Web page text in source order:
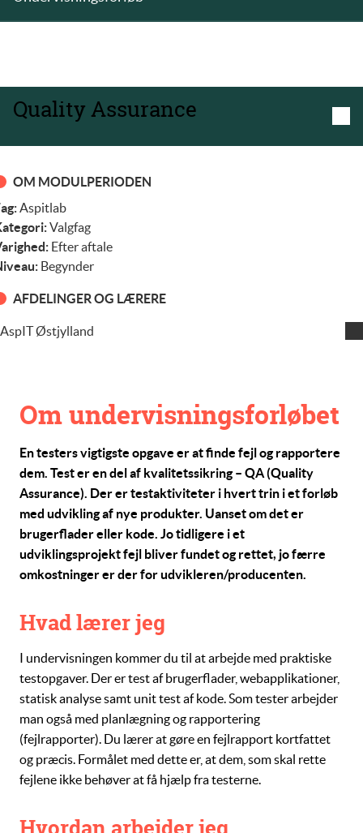
Om undervisningsforløbet
En testers vigtigste opgave er at finde fejl og rapportere
dem. Test er en del af kvalitetssikring – QA (Quality
Assurance). Der er testaktiviteter i hvert trin i et forløb
med udvikling af nye produkter. Uanset om det er
brugerflader eller kode. Jo tidligere i et
udviklingsprojekt fejl bliver fundet og rettet, jo færre
omkostninger er der for udvikleren/producenten.
Hvad lærer jeg
I undervisningen kommer du til at arbejde med praktiske
testopgaver. Der er test af brugerflader, webapplikationer,
statisk analyse samt unit test af kode. Som tester arbejder
man også med planlægning og rapportering
(fejlrapporter). Du lærer at gøre en fejlrapport kortfattet
og præcis. Formålet med dette er, at dem, som skal rette
fejlene ikke behøver at få hjælp fra testerne.
Quality Assurance
OM MODULPERIODEN
Aspitlab
Valgfag
Efter aftale
Begynder
AFDELINGER OG LÆRERE
AspIT Østjylland